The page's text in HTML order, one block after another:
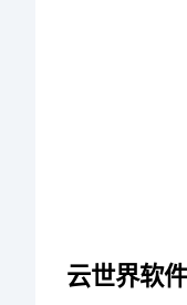
云世界软